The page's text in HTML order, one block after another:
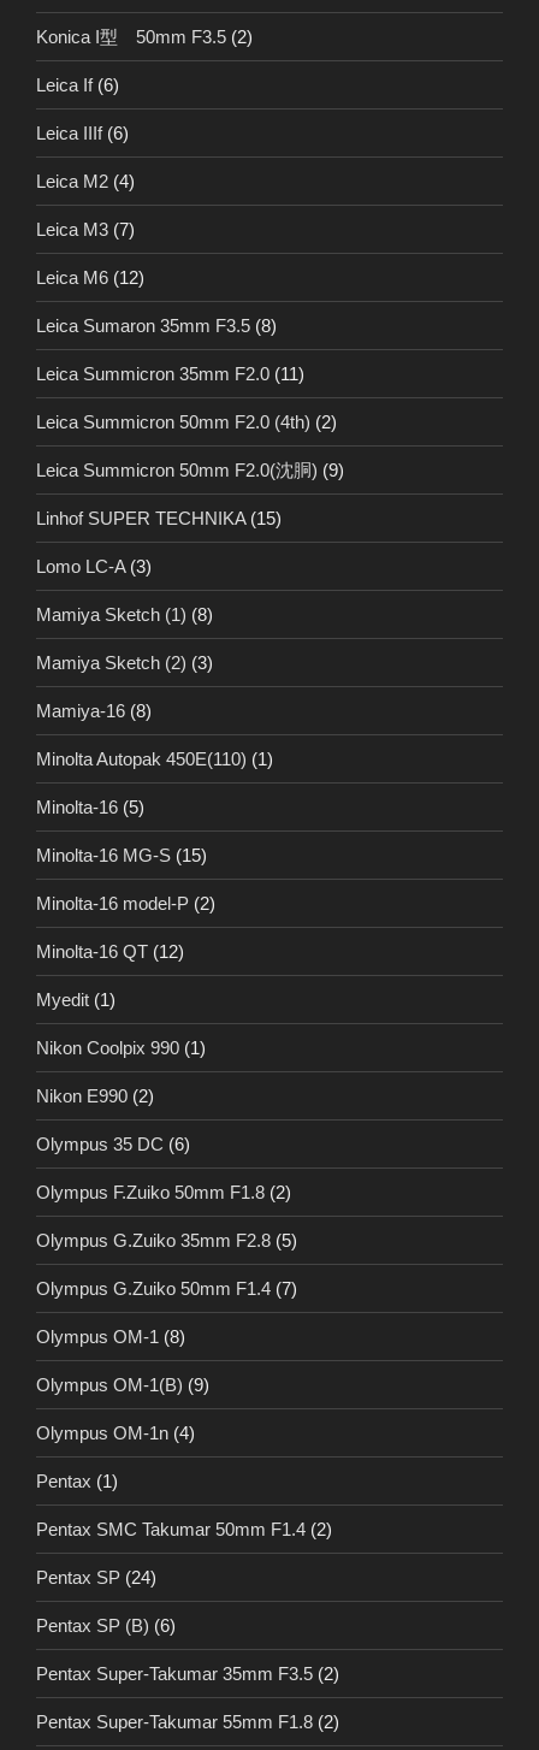
Konica I型 50mm F3.5 (2)
Leica If(6)
Leica IIIf(6)
Leica M2 (4)
Leica M3 (7)
Leica M6 (12)
Leica Sumaron 35mm F3.5 (8)
Leica Summicron 35mm F2.0 (11)
Leica Summicron 50mm F2.0 (4th) (2)
Leica Summicron 50mm F2.0(沈胴) (9)
Linhof SUPER TECHNIKA(15)
Lomo LC-A(3)
Mamiya Sketch (1) (8)
Mamiya Sketch (2) (3)
Mamiya-16 (8)
Minolta Autopak 450E(110) (1)
Minolta-16 (5)
Minolta-16 MG-S (15)
Minolta-16 model-P (2)
Minolta-16 QT (12)
Myedit (1)
Nikon Coolpix 990 (1)
Nikon E990 (2)
Olympus 35 DC (6)
Olympus F.Zuiko 50mm F1.8 (2)
Olympus G.Zuiko 35mm F2.8 (5)
Olympus G.Zuiko 50mm F1.4 (7)
Olympus OM-1 (8)
Olympus OM-1(B) (9)
Olympus OM-1n (4)
Pentax (1)
Pentax SMC Takumar 50mm F1.4 (2)
Pentax SP (24)
Pentax SP (B) (6)
Pentax Super-Takumar 35mm F3.5 (2)
Pentax Super-Takumar 55mm F1.8 (2)